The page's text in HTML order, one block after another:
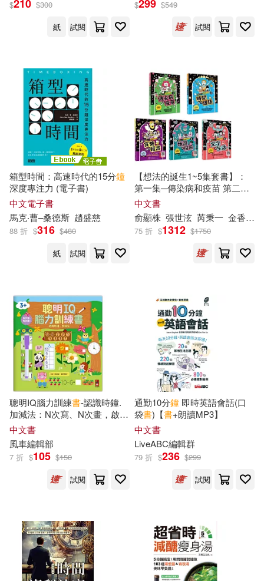
$210 $300
紙
試閱
$299 $549
試閱
箱型時間：高速時代的15分鐘
深度專注力 (電子書)
中文電子書
馬克‧曹–桑德斯 趙盛慈
88 折 $316 $480
紙
試閱
【想法的誕生1~5集套書】：
第一集─傳染病和疫苗 第二集
─時間和鐘錶 第三集─貨幣與
經濟 第四集─地圖和探險 第五
集─文字和生活
中文書
俞顯株 張世泫 芮秉一 金香錦
75 折 $1312 $1750
聰明IQ腦力訓練書-認識時鐘.
加減法：N次寫、N次畫，啟發
幼兒的學習樂趣，一起來培養
最強大腦
中文書
風車編輯部
7 折 $105 $150
試閱
通勤10分鐘 即時英語會話(口
袋書)【書+朗讀MP3】
中文書
LiveABC編輯群
79 折 $236 $299
試閱